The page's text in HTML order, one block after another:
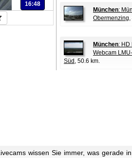
16:48
München:
Obermenzing
München: HD
Webcam
Süd , 50.6 km.
wissen Sie immer, was gerade